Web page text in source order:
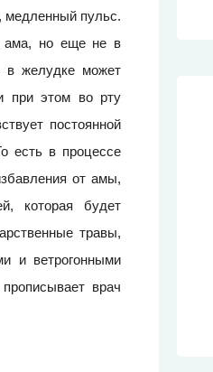
медленный пульс.
ама, но еще не в
в желудке может
при этом во рту
постоянной
есть в процессе
от амы,
которая будет
травы,
и ветрогонными
врач